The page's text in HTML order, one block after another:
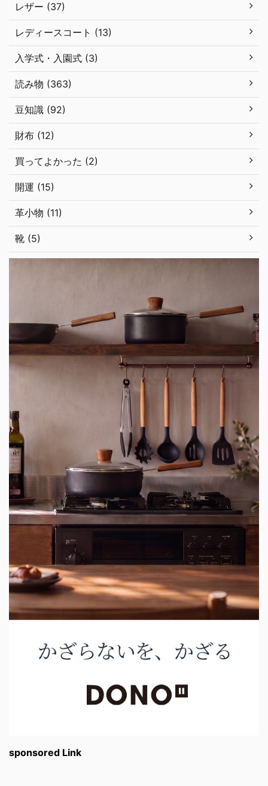
レザー (37)
レディースコート (13)
入学式・入園式 (3)
読み物 (363)
豆知識 (92)
財布 (12)
買ってよかった (2)
開運 (15)
革小物 (11)
靴 (5)
sponsored Link